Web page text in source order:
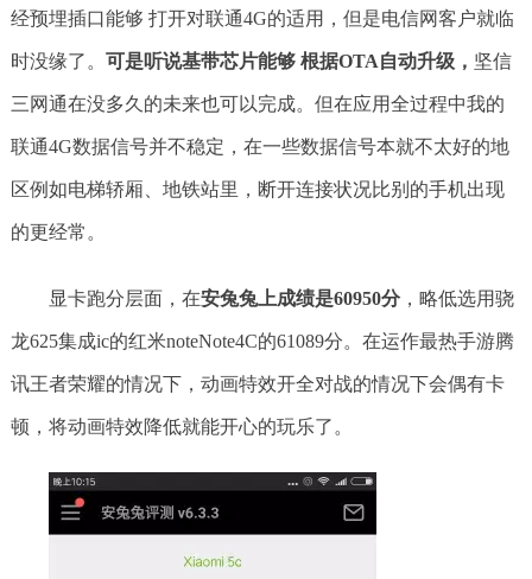
经预埋插口能够 打开对联通4G的适用，但是电信网客户就临
时没缘了。 可是听说基带芯片能够 根据OTA自动升级， 坚信
三网通在没多久的未来也可以完成。但在应用全过程中我的
联通4G数据信号并不稳定，在一些数据信号本就不太好的地
区例如电梯轿厢、地铁站里，断开连接状况比别的手机出现
的更经常。
显卡跑分层面，在安兔兔上成绩是60950分，略低选用骁
龙625集成ic的红米noteNote4C的61089分。在运作最热手游腾
讯王者荣耀的情况下，动画特效开全对战的情况下会偶有卡
顿，将动画特效降低就能开心的玩乐了。